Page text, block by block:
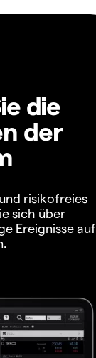
die
der
risikofreies
sich über
Ereignisse auf